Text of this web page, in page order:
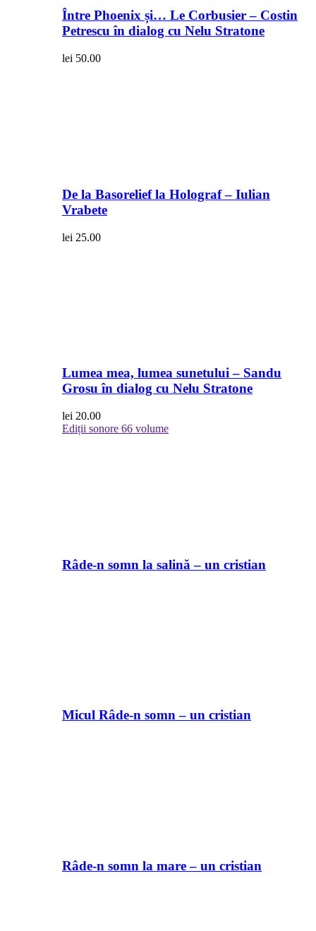
Între Phoenix și… Le Corbusier – Costin
Petrescu în dialog cu Nelu Stratone
lei 50.00
De la Basorelief la Holograf – Iulian
Vrabete
lei 25.00
Lumea mea, lumea sunetului – Sandu
Grosu în dialog cu Nelu Stratone
lei 20.00
Ediții sonore 66 volume
Râde-n somn la salină – un cristian
Micul Râde-n somn – un cristian
Râde-n somn la mare – un cristian